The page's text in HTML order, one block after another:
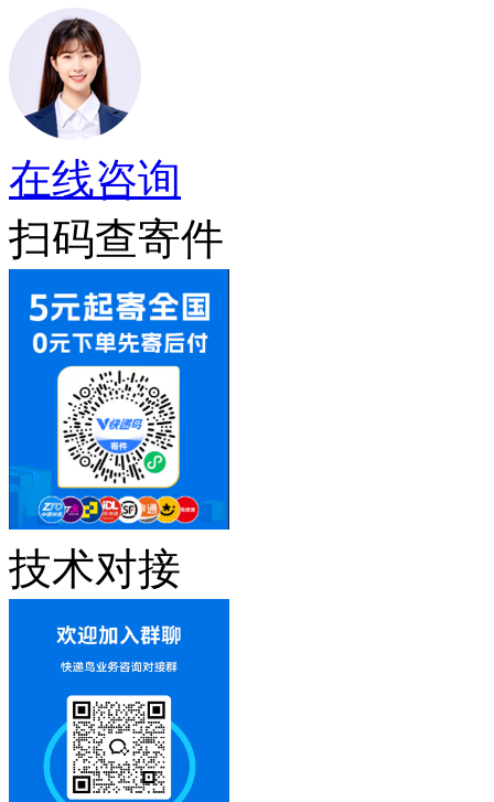
在线咨询
扫码查寄件
技术对接